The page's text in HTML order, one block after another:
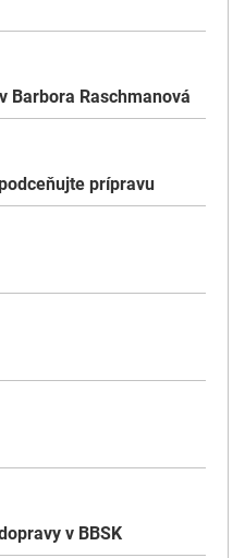
Barbora Raschmanová
prípravu
v BBSK